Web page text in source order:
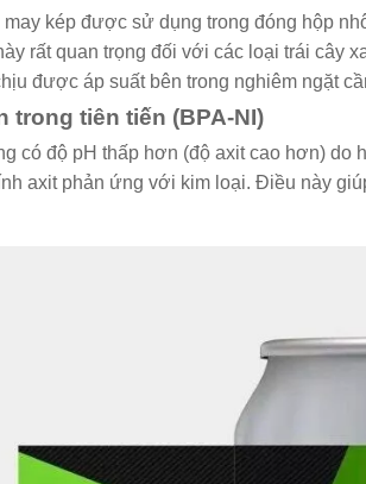
kép được sử dụng trong đóng hộp
rất quan trọng đối với các loại trái cây
được áp suất bên trong nghiêm ngặt
trong tiên tiến (BPA-NI)
có độ pH thấp hơn (độ axit cao hơn) do
axit phản ứng với kim loại. Điều này